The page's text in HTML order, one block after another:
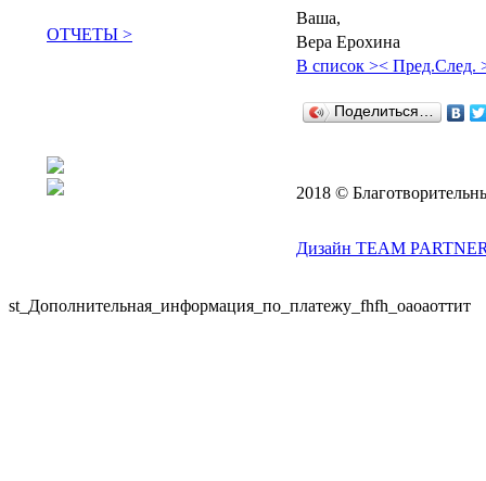
ОТЧЕТЫ >
Ваша,
Вера Ерохина
В список >< Пред.След.
Поделиться…
2018 ©
Дизайн TEAM
st_Дополнительная_информация_по_платежу_fhfh_оаоаоттит